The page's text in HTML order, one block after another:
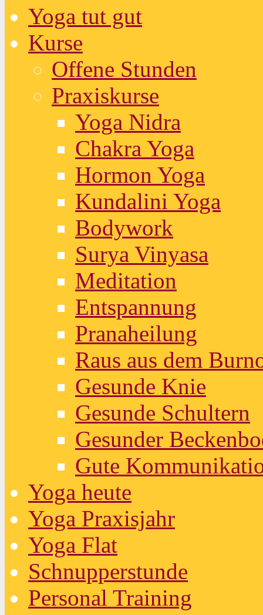
Yoga tut gut
Kurse
Offene Stunden
Praxiskurse
Yoga Nidra
Chakra Yoga
Hormon Yoga
Kundalini Yoga
Bodywork
Surya Vinyasa
Meditation
Entspannung
Pranaheilung
Raus aus dem
Gesunde Knie
Gesunde Schultern
Gesunder
Gute
Yoga heute
Yoga Praxisjahr
Yoga Flat
Schnupperstunde
Personal Training